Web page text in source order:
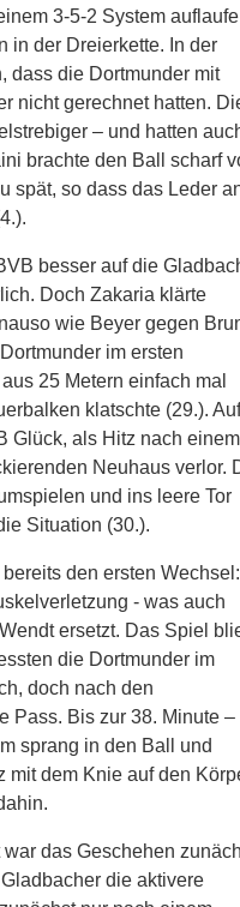
3-5-2 System
in der Dreierkette. In der
dass die Dortmunder mit
nicht gerechnet hatten.
– und hatten
brachte den Ball scharf
spät, so dass das Leder
besser auf die
Doch Zakaria klärte
wie Beyer gegen
im ersten
25 Metern einfach mal
klatschte (29.). Auf
Glück, als Hitz nach einem
Neuhaus verlor.
und ins leere Tor
Situation (30.).
den ersten Wechsel:
- was auch
ersetzt. Das Spiel
die Dortmunder im
doch nach den
Pass. Bis zur 38. Minute –
sprang in den Ball und
mit dem Knie auf den
das Geschehen
die aktivere